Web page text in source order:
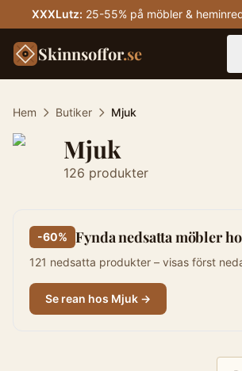
XXXLutz: 25-55% på möbler &
Skinnsoffor.se
Hem Butiker Mjuk
Mjuk
126 produkter
-60% Fynda nedsatta möbler
121 nedsatta produkter – visas först
Se rean hos Mjuk →